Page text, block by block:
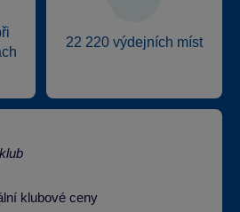
22 220 výdejních míst
klubové ceny